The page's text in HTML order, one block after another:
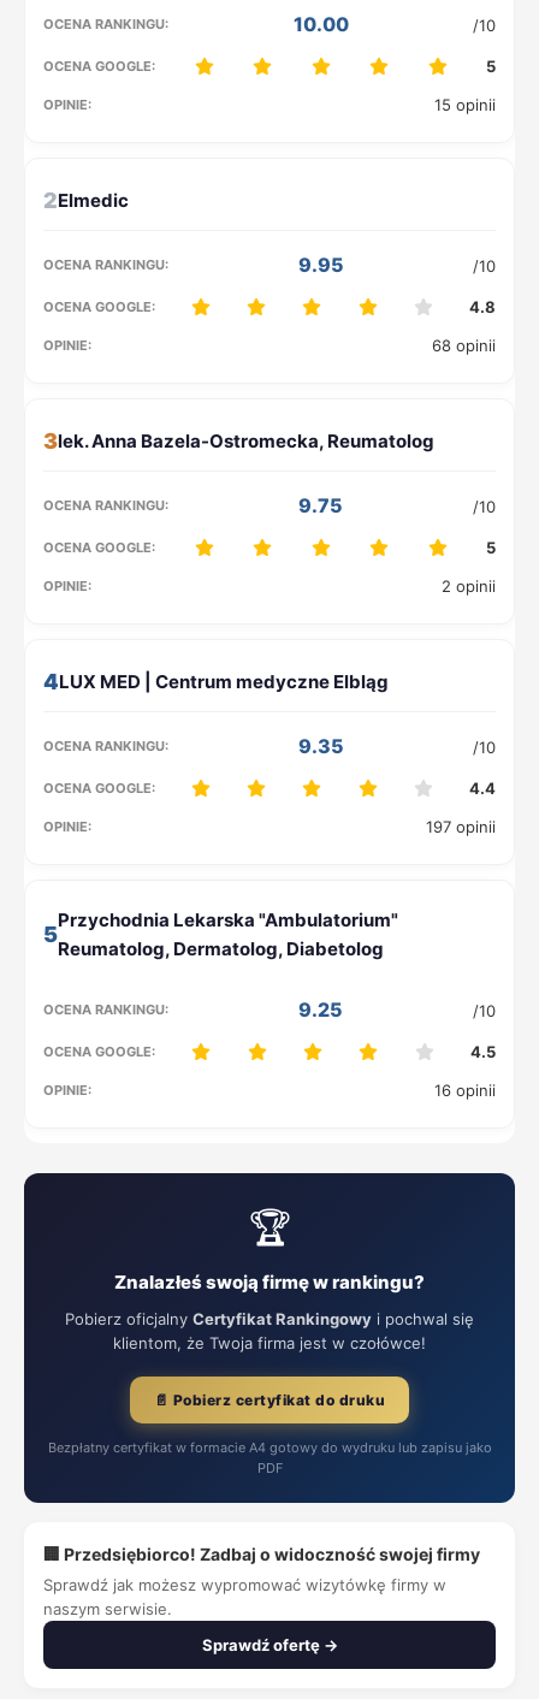
10.00 /10
5
15 opinii
2
9.95 /10
4.8
68 opinii
3
9.75 /10
5
2 opinii
4
9.35 /10
4.4
197 opinii
5
9.25 /10
4.5
16 opinii
🏆
Znalazłeś swoją firmę w rankingu?
Pobierz oficjalny Certyfikat Rankingowy i pochwal się
klientom, że Twoja firma jest w czołówce!
📄 Pobierz certyfikat do druku
Bezpłatny certyfikat w formacie A4 gotowy do wydruku lub zapisu jako
PDF
🏢 Przedsiębiorco! Zadbaj o widoczność swojej firmy
Sprawdź jak możesz wypromować wizytówkę firmy w
naszym serwisie.
Sprawdź ofertę →